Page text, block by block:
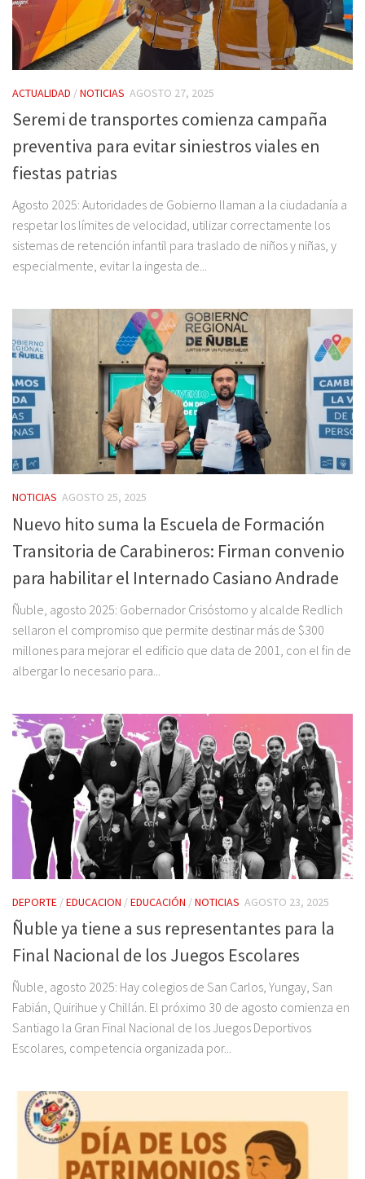
ACTUALIDAD /NOTICIAS AGOSTO 27, 2025
Seremi de transportes comienza campaña
preventiva para evitar siniestros viales en
fiestas patrias
Agosto 2025: Autoridades de Gobierno llaman a la ciudadanía a
respetar los límites de velocidad, utilizar correctamente los
sistemas de retención infantil para traslado de niños y niñas, y
especialmente, evitar la ingesta de...
NOTICIAS AGOSTO 25, 2025
Nuevo hito suma la Escuela de Formación
Transitoria de Carabineros: Firman convenio
para habilitar el Internado Casiano Andrade
Ñuble, agosto 2025: Gobernador Crisóstomo y alcalde Redlich
sellaron el compromiso que permite destinar más de $300
millones para mejorar el edificio que data de 2001, con el fin de
albergar lo necesario para...
DEPORTE /EDUCACION /EDUCACIÓN /NOTICIAS AGOSTO 23, 2025
Ñuble ya tiene a sus representantes para la
Final Nacional de los Juegos Escolares
Ñuble, agosto 2025: Hay colegios de San Carlos, Yungay, San
Fabián, Quirihue y Chillán. El próximo 30 de agosto comienza en
Santiago la Gran Final Nacional de los Juegos Deportivos
Escolares, competencia organizada por...